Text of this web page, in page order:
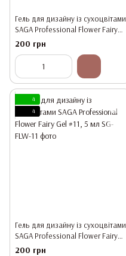
Гель для дизайну із сухоцвітами
SAGA Professional Flower Fairy
Gel #9, 5 мл
200 грн
4
4
Гель для дизайну із сухоцвітами
SAGA Professional Flower Fairy
Gel #11, 5 мл
200 грн